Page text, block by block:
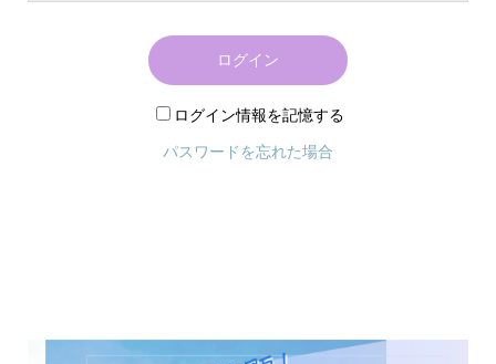
ログイン
ログイン情報を記憶する
パスワードを忘れた場合